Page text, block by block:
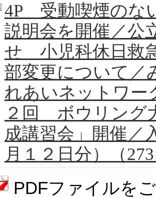
4P 受動喫煙のな
説明会を開催／公
せ 小児科休日救
部変更について／
れあいネットワ
２回 ボウリング
成講習会」開催／
月１２日分）（
PDFファイルを